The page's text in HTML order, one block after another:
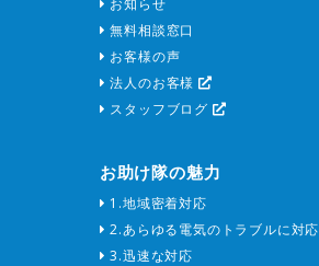
無料相談窓口
お客様の声
法人のお客様
スタッフブログ
お助け隊の魅力
1.地域密着対応
2.あらゆる電気のトラブルに対応
3.迅速な対応